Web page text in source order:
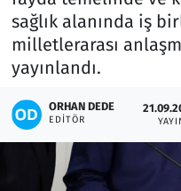
sağlık alanında iş
milletlerarası
yayınlandı.
ORHAN DEDE
EDITÖR
Lezzet Durağı
Memur ve Kamu
Otomobil
Oyun